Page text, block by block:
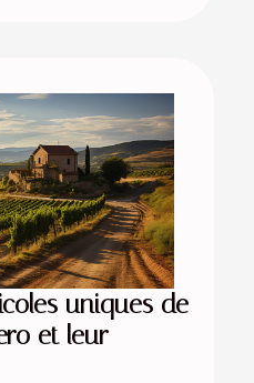
uniques de
et leur